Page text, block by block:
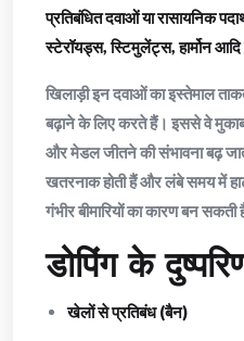
प्रतिबंधित दवाओं या रासायनिक
स्टेरॉयड्स, स्टिमुलेंट्स, हार्मोन आदि
खिलाड़ी इन दवाओं का इस्तेमाल
बढ़ाने के लिए करते हैं। इससे वे
और मेडल जीतने की संभावना बढ़
खतरनाक होती हैं और लंबे समय में
गंभीर बीमारियों का कारण बन सकती
डोपिंग के
खेलों से प्रतिबंध (बैन)